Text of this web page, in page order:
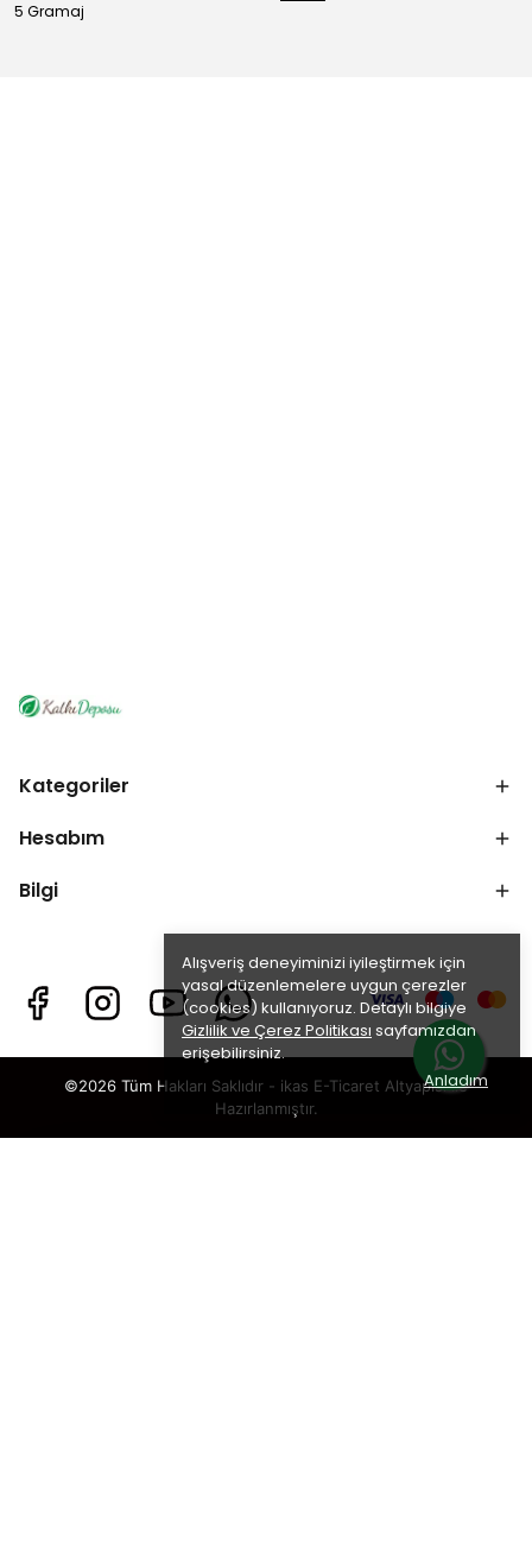
Alışveriş deneyiminizi iyileştirmek için
yasal düzenlemelere uygun çerezler
(cookies) kullanıyoruz. Detaylı bilgiye
Gizlilik ve Çerez Politikası sayfamızdan
erişebilirsiniz.
Anladım
5 Gramaj
Kategoriler
Hesabım
Bilgi
©2026 Tüm Hakları Saklıdır - ikas E-Ticaret Altyapısı ile
Hazırlanmıştır.